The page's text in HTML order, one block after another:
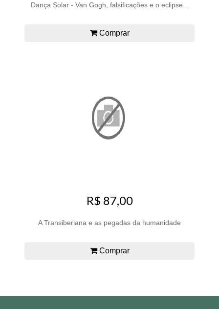
Dança Solar - Van Gogh, falsificações e o eclipse...
Comprar
R$ 87,00
A Transiberiana e as pegadas da humanidade
Comprar